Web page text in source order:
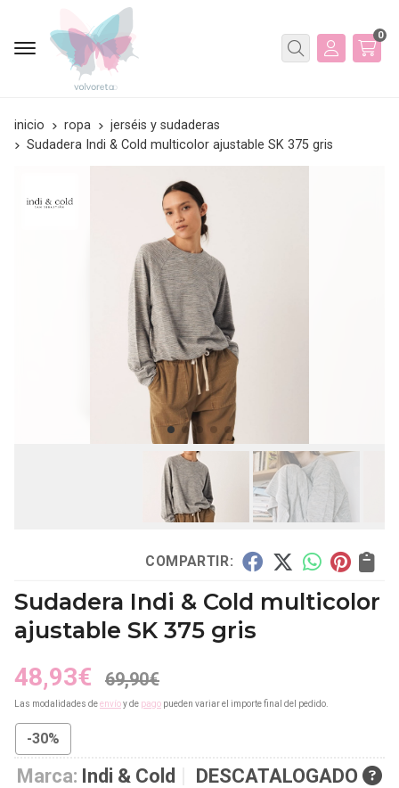
Buscar
0
inicio ropa
jerséis y sudaderas
Sudadera Indi & Cold multicolor ajustable SK 375 gris
COMPARTIR:
Sudadera Indi & Cold multicolor
ajustable SK 375 gris
48,93€ 69,90€
Las modalidades deenvíoy de pago pueden variar el importe final del pedido.
-30%
Marca: Indi & Cold DESCATALOGADO